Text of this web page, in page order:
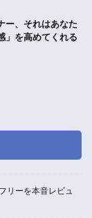
ー、それはあなた
」を高めてくれる
リーを本音レビュ